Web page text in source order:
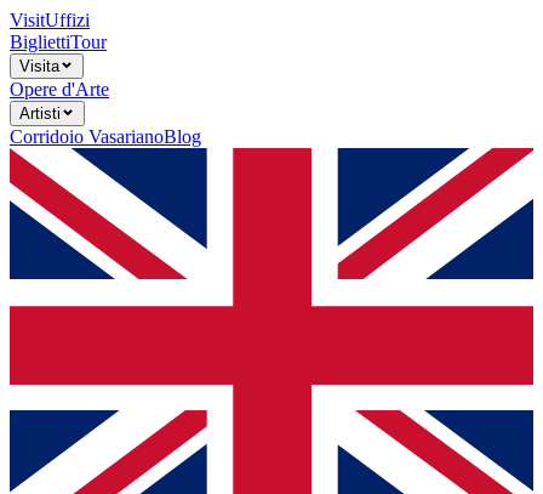
VisitUffizi
BigliettiTour
Visita
Opere d'Arte
Artisti
Corridoio VasarianoBlog